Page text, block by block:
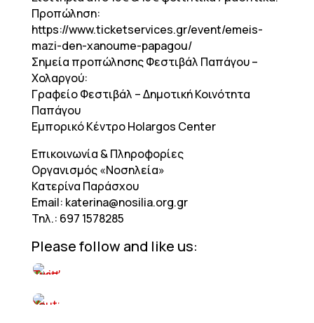
Προπώληση:
https://www.ticketservices.gr/event/emeis-
mazi-den-xanoume-papagou/
Σημεία προπώλησης Φεστιβάλ Παπάγου –
Χολαργού:
Γραφείο Φεστιβάλ – Δημοτική Κοινότητα
Παπάγου
Εμπορικό Κέντρο Holargos Center
Επικοινωνία & Πληροφορίες
Οργανισμός «Νοσηλεία»
Κατερίνα Παράσχου
Email: katerina@nosilia.org.gr
Τηλ.: 697 1578285
Please follow and like us: